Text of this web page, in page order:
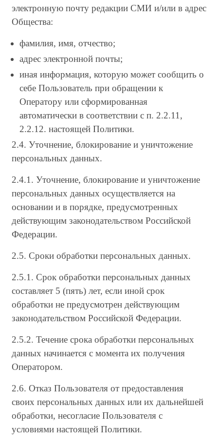
электронную почту редакции СМИ и/или в адрес
Общества:
фамилия, имя, отчество;
адрес электронной почты;
иная информация, которую может сообщить о
себе Пользователь при обращении к
Оператору или сформированная
автоматически в соответствии с п. 2.2.11,
2.2.12. настоящей Политики.
2.4. Уточнение, блокирование и уничтожение
персональных данных.
2.4.1. Уточнение, блокирование и уничтожение
персональных данных осуществляется на
основании и в порядке, предусмотренных
действующим законодательством Российской
Федерации.
2.5. Сроки обработки персональных данных.
2.5.1. Срок обработки персональных данных
составляет 5 (пять) лет, если иной срок
обработки не предусмотрен действующим
законодательством Российской Федерации.
2.5.2. Течение срока обработки персональных
данных начинается с момента их получения
Оператором.
2.6. Отказ Пользователя от предоставления
своих персональных данных или их дальнейшей
обработки, несогласие Пользователя с
условиями настоящей Политики.